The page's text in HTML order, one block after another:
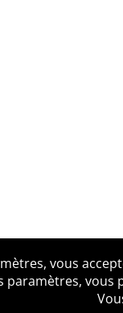
? Mentions
vous